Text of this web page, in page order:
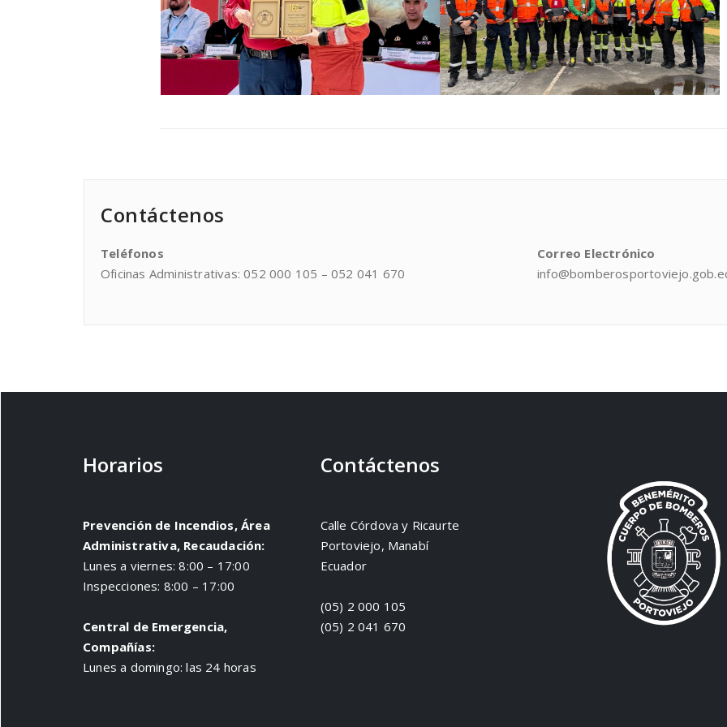
Contáctenos
Teléfonos
Oficinas Administrativas: 052 000 105 – 052 041 670
Correo Electrónico
Horarios
Prevención de Incendios, Área
Administrativa, Recaudación:
Lunes a viernes: 8:00 – 17:00
Inspecciones: 8:00 – 17:00
Central de Emergencia,
Compañías:
Lunes a domingo: las 24 horas
Contáctenos
Calle Córdova y Ricaurte
Portoviejo, Manabí
Ecuador
(05) 2 000 105
(05) 2 041 670